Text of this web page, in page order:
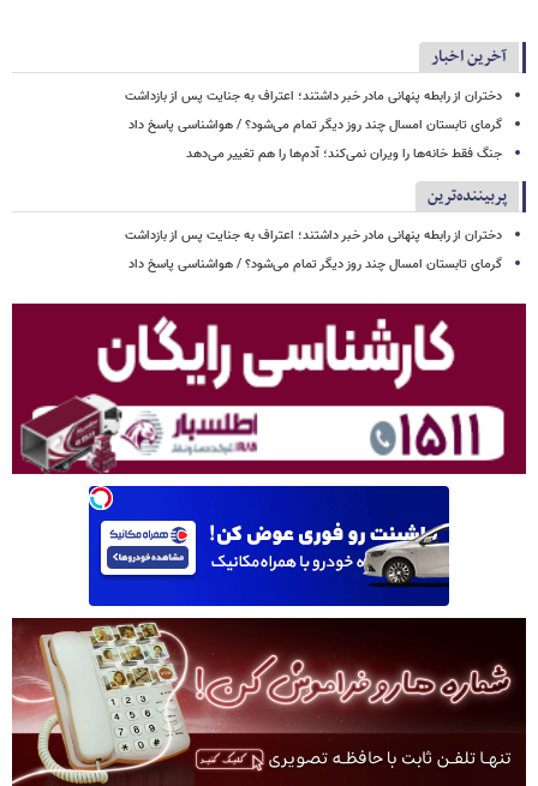
آخرین اخبار
دختران از رابطه پنهانی مادر خبر داشتند؛ اعتراف به جنایت پس از بازداشت
گرمای تابستان امسال چند روز دیگر تمام می‌شود؟ / هواشناسی پاسخ داد
جنگ فقط خانه‌ها را ویران نمی‌کند؛ آدم‌ها را هم تغییر می‌دهد
پربیننده‌ترین
دختران از رابطه پنهانی مادر خبر داشتند؛ اعتراف به جنایت پس از بازداشت
گرمای تابستان امسال چند روز دیگر تمام می‌شود؟ / هواشناسی پاسخ داد